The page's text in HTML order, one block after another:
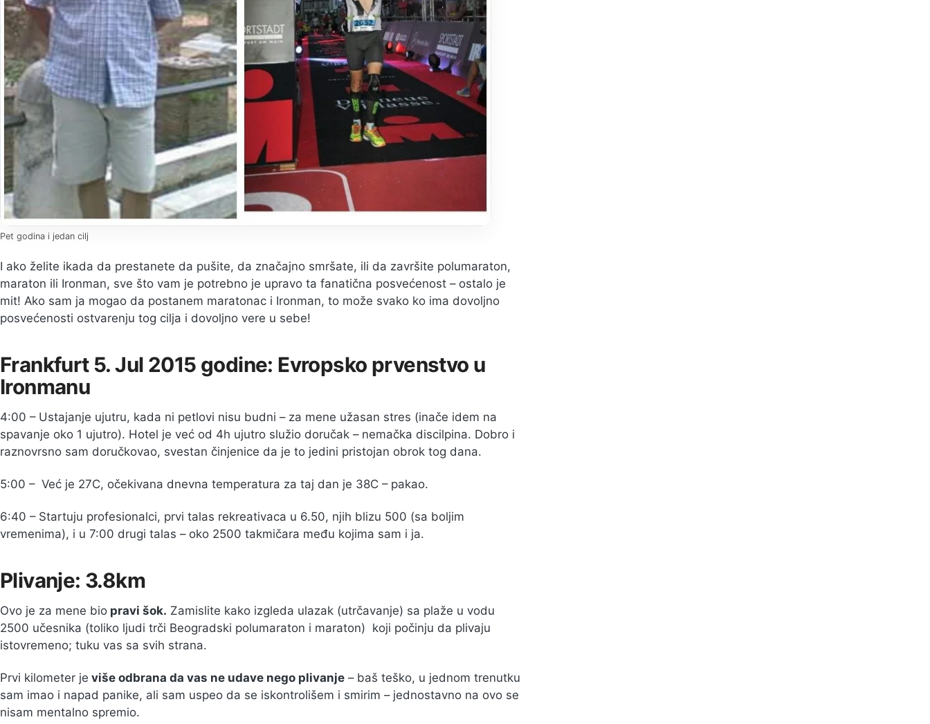
Pet godina i jedan cilj
I ako želite ikada da prestanete da pušite, da značajno smršate, ili da završite polumaraton,
maraton ili Ironman, sve što vam je potrebno je upravo ta fanatična posvećenost – ostalo je
mit! Ako sam ja mogao da postanem maratonac i Ironman, to može svako ko ima dovoljno
posvećenosti ostvarenju tog cilja i dovoljno vere u sebe!
Frankfurt 5. Jul 2015 godine: Evropsko prvenstvo u
Ironmanu
4:00 – Ustajanje ujutru, kada ni petlovi nisu budni – za mene užasan stres (inače idem na
spavanje oko 1 ujutro). Hotel je već od 4h ujutro služio doručak – nemačka discilpina. Dobro i
raznovrsno sam doručkovao, svestan činjenice da je to jedini pristojan obrok tog dana.
5:00 – Već je 27C, očekivana dnevna temperatura za taj dan je 38C – pakao.
6:40 – Startuju profesionalci, prvi talas rekreativaca u 6.50, njih blizu 500 (sa boljim
vremenima), i u 7:00 drugi talas – oko 2500 takmičara među kojima sam i ja.
Plivanje: 3.8km
Ovo je za mene bio pravi šok. Zamislite kako izgleda ulazak (utrčavanje) sa plaže u vodu
2500 učesnika (toliko ljudi trči Beogradski polumaraton i maraton) koji počinju da plivaju
istovremeno; tuku vas sa svih strana.
Prvi kilometer je više odbrana da vas ne udave nego plivanje – baš teško, u jednom trenutku
sam imao i napad panike, ali sam uspeo da se iskontrolišem i smirim – jednostavno na ovo se
nisam mentalno spremio.